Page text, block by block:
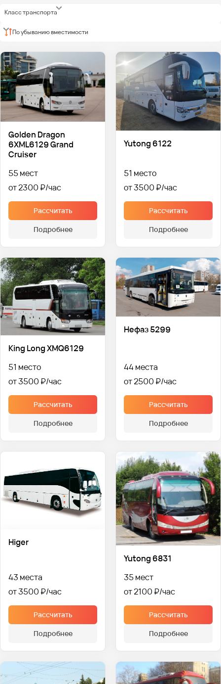
Класс транспорта
По убыванию вместимости
Golden Dragon
6XML6129 Grand
Cruiser
55 мест
от 2300 ₽
Рассчитать
Подробнее
Yutong 6122
51 место
от 3500 ₽
Рассчитать
Подробнее
King Long XMQ6129
51 место
от 3500 ₽
Рассчитать
Подробнее
Нефаз 5299
44 места
от 2500 ₽
Рассчитать
Подробнее
Higer
43 места
от 3500 ₽
Рассчитать
Подробнее
Yutong 6831
35 мест
от 2100 ₽
Рассчитать
Подробнее